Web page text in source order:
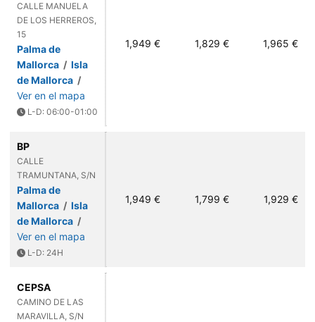
CALLE MANUELA
DE LOS HERREROS,
15
Palma de
Mallorca / Isla
de Mallorca /
Ver en el mapa
L-D: 06:00-01:00
1,949 € 1,829 € 1,965 €
BP
CALLE
TRAMUNTANA, S/N
Palma de
Mallorca / Isla
de Mallorca /
Ver en el mapa
L-D: 24H
1,949 € 1,799 € 1,929 €
CEPSA
CAMINO DE LAS
MARAVILLA, S/N